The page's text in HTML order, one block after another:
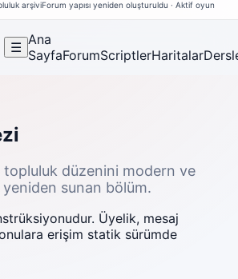
arşiviForum yapısı yeniden oluşturuldu · Aktif oyun
☰ Ana
SayfaForumScriptlerHaritalar
topluluk düzenini modern ve
sunan bölüm.
Üyelik, mesaj
erişim statik sürümde